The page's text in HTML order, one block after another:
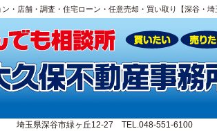
・店舗・調査・住宅ローン・任意売却・買い取り【深谷・
埼玉県深谷市緑ヶ丘12-27 TEL.048-551-6100